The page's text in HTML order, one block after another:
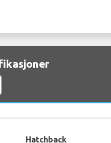
Hatchback